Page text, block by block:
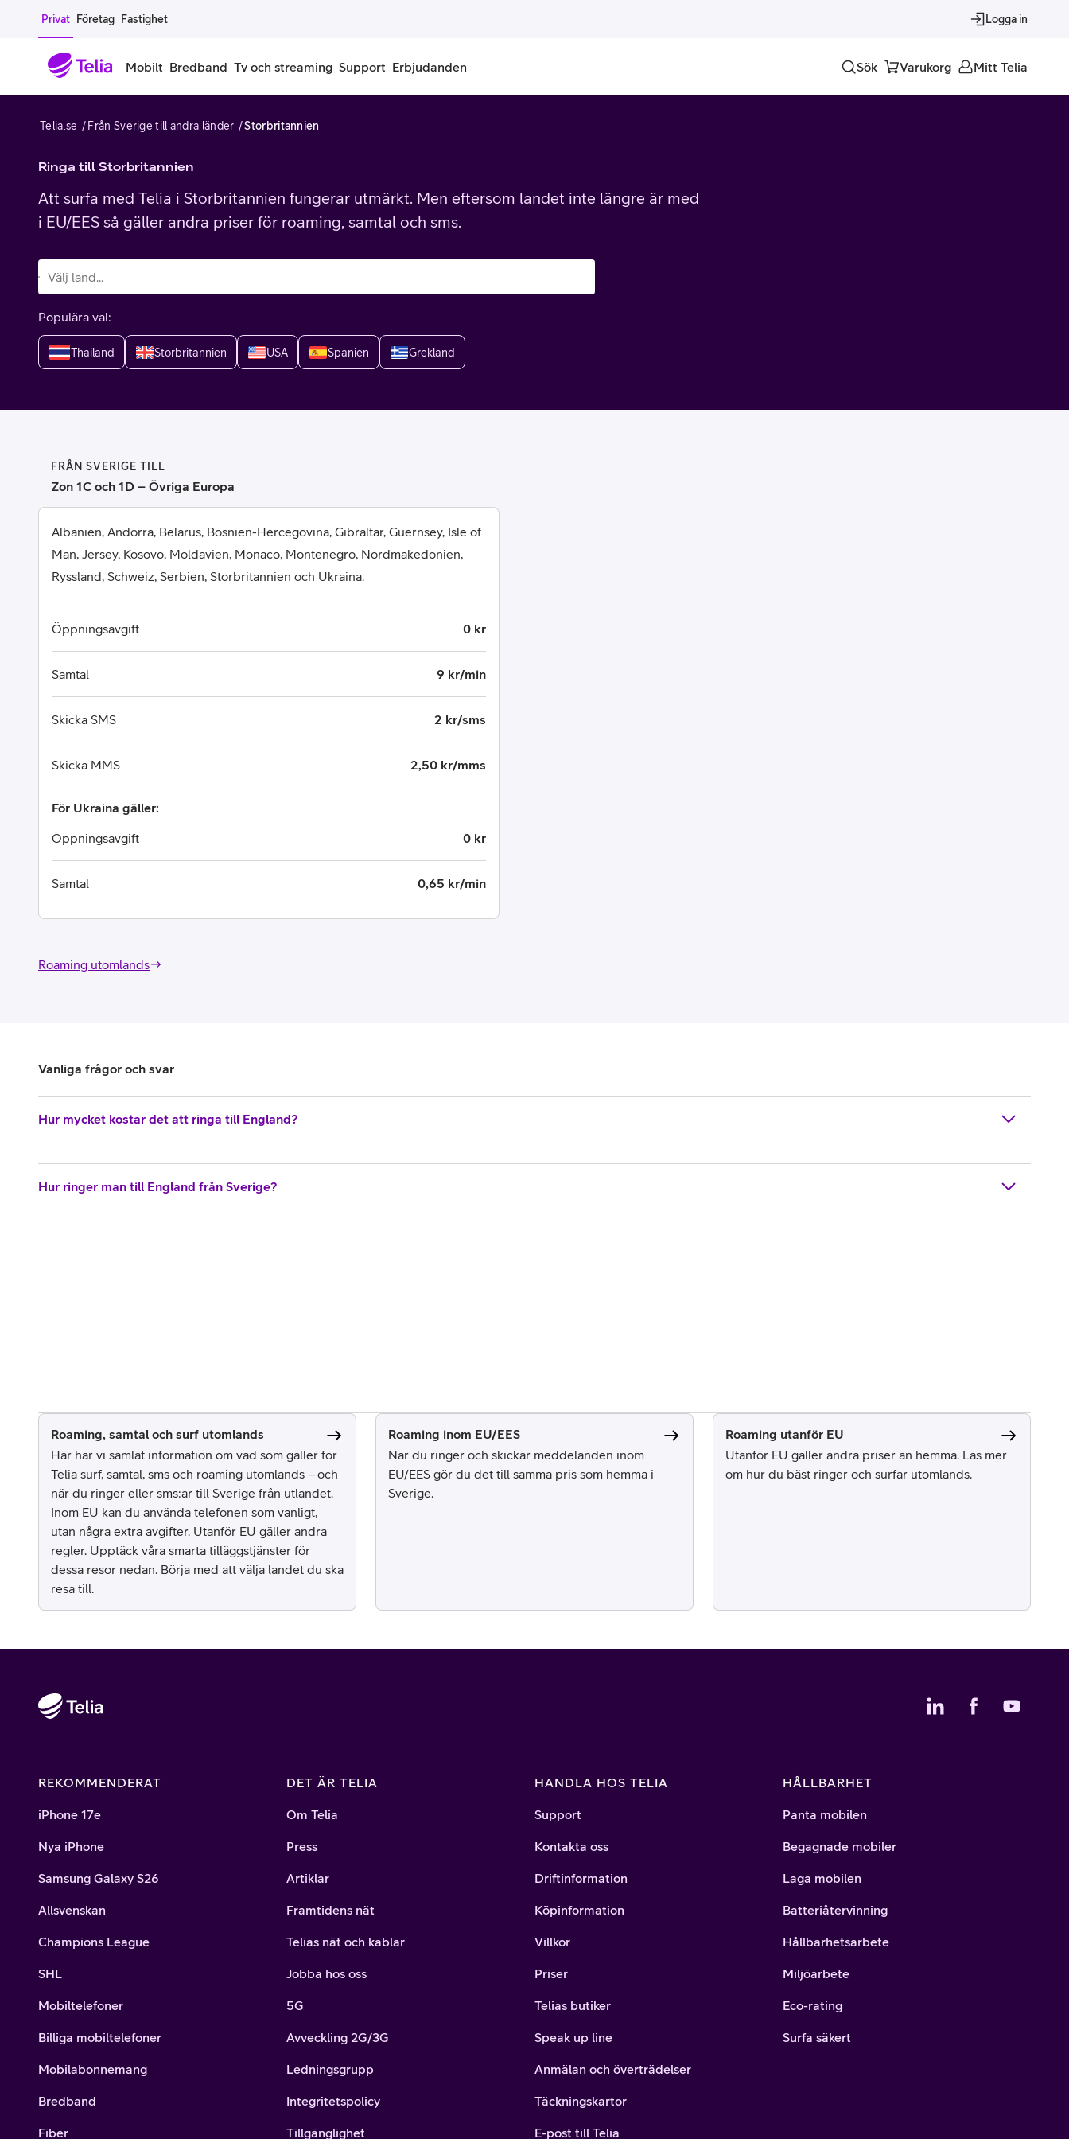
Gå till sidans innehåll
Privat Företag Fastighet Logga in
Mobilt
Mobiltelefoner
iPhone
Samsung Galaxy
Alla mobiltelefoner
Begagnade mobiltelefoner
Billiga mobiltelefoner
Hörlurar
Mobilabonnemang
Familjeabonnemang Ladda kontantkort
Apple Watch
Alla smartwatches
4G/5G Surfplattor
Bredband Tv och streaming Support Erbjudanden Sök Varukorg Mitt Telia
Telia.se Från Sverige till andra länder Storbritannien
Ringa till Storbritannien
Att surfa med Telia i Storbritannien fungerar utmärkt. Men eftersom landet inte längre är med
i EU/EES så gäller andra priser för roaming, samtal och sms.
Populära val:
Thailand Storbritannien USA Spanien Grekland
FRÅN SVERIGE TILL
Zon 1C och 1D – Övriga Europa
Albanien, Andorra, Belarus, Bosnien-Hercegovina, Gibraltar, Guernsey, Isle of
Man, Jersey, Kosovo, Moldavien, Monaco, Montenegro, Nordmakedonien,
Ryssland, Schweiz, Serbien, Storbritannien och Ukraina.
Öppningsavgift 0 kr
Samtal 9 kr/min
Skicka SMS 2 kr/sms
Skicka MMS 2,50 kr/mms
För Ukraina gäller:
Öppningsavgift 0 kr
Samtal 0,65 kr/min
Roaming utomlands
Vanliga frågor och svar
Hur mycket kostar det att ringa till England?
Hur ringer man till England från Sverige?
Roaming, samtal och surf utomlands
Här har vi samlat information om vad som gäller för
Telia surf, samtal, sms och roaming utomlands – och
när du ringer eller sms:ar till Sverige från utlandet.
Inom EU kan du använda telefonen som vanligt,
utan några extra avgifter. Utanför EU gäller andra
regler. Upptäck våra smarta tilläggstjänster för
dessa resor nedan. Börja med att välja landet du ska
resa till.
Roaming inom EU/EES
När du ringer och skickar meddelanden inom
EU/EES gör du det till samma pris som hemma i
Sverige.
Roaming utanför EU
Utanför EU gäller andra priser än hemma. Läs mer
om hur du bäst ringer och surfar utomlands.
REKOMMENDERAT
iPhone 17e
Nya iPhone
Samsung Galaxy S26
Allsvenskan
Champions League
SHL
Mobiltelefoner
Billiga mobiltelefoner
Mobilabonnemang
Bredband
Fiber
DET ÄR TELIA
Om Telia
Press
Artiklar
Framtidens nät
Telias nät och kablar
Jobba hos oss
5G
Avveckling 2G/3G
Ledningsgrupp
Integritetspolicy
Tillgänglighet
HANDLA HOS TELIA
Support
Kontakta oss
Driftinformation
Köpinformation
Villkor
Priser
Telias butiker
Speak up line
Anmälan och överträdelser
Täckningskartor
E-post till Telia
HÅLLBARHET
Panta mobilen
Begagnade mobiler
Laga mobilen
Batteriåtervinning
Hållbarhetsarbete
Miljöarbete
Eco-rating
Surfa säkert